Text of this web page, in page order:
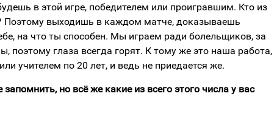
в этой игре, победителем или проигравшим. Кто из
Поэтому выходишь в каждом матче, доказываешь
на что ты способен. Мы играем ради болельщиков, за
поэтому глаза всегда горят. К тому же это наша работа,
учителем по 20 лет, и ведь не приедается же.
запомнить, но всё же какие из всего этого числа у вас